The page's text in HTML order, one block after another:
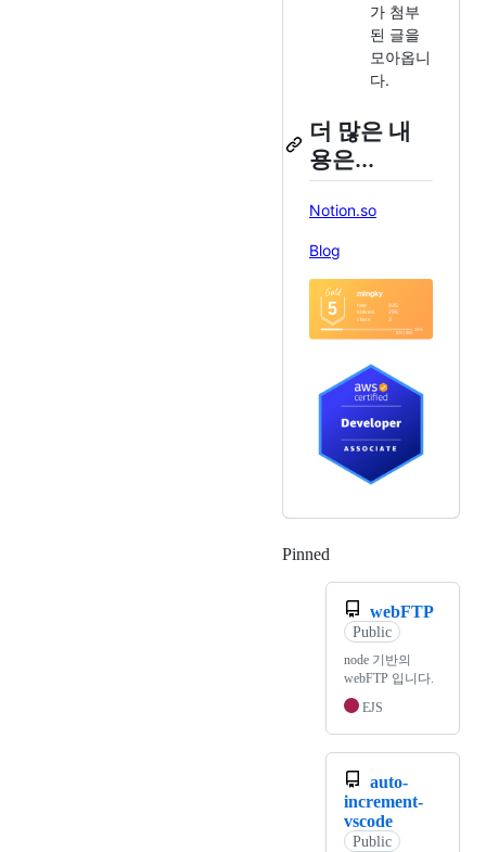
가 첨부
된 글을
모아옵니
다.
더 많은 내
용은...
Notion.so
Blog
Pinned
webFTP
Public
node 기반의
webFTP 입니다.
EJS
auto-
increment-
vscode
Public